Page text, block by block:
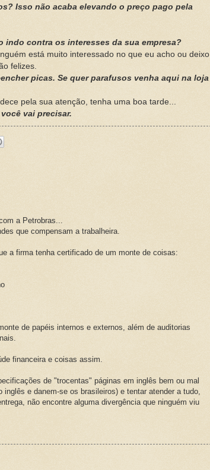
Isso não acaba elevando o preço pago pela
indo contra os interesses da sua empresa?
está muito interessado no que eu acho ou deixo
felizes.
picas. Se quer parafusos venha aqui na loja
pela sua atenção, tenha uma boa tarde...
vai precisar.
a Petrobras...
que compensam a trabalheira.
a firma tenha certificado de um monte de coisas:
de papéis internos e externos, além de auditorias
financeira e coisas assim.
de "trocentas" páginas em inglês bem ou mal
e danem-se os brasileiros) e tentar atender a tudo,
não encontre alguma divergência que ninguém viu